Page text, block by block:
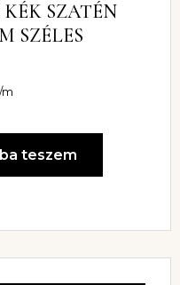
SZATÉN
SZÉLES
/m
teszem